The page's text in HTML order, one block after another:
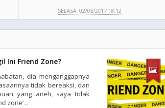
SELASA, 02/05/2017 18:12
Ini Friend Zone?
dia menganggapnya
tidak bereaksi, dan
yang aneh, saya tidak
zone’ ..